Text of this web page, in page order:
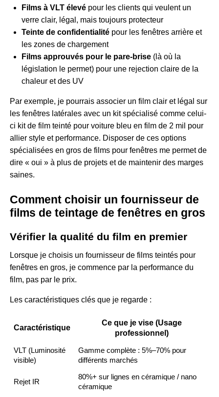
Films à VLT élevé pour les clients qui veulent un
verre clair, légal, mais toujours protecteur
Teinte de confidentialité pour les fenêtres arrière et
les zones de chargement
Films approuvés pour le pare-brise (là où la
législation le permet) pour une rejection claire de la
chaleur et des UV
Par exemple, je pourrais associer un film clair et légal sur
les fenêtres latérales avec un kit spécialisé comme celui-
ci kit de film teinté pour voiture bleu en film de 2 mil pour
allier style et performance. Disposer de ces options
spécialisées en gros de films pour fenêtres me permet de
dire « oui » à plus de projets et de maintenir des marges
saines.
Comment choisir un fournisseur de
films de teintage de fenêtres en gros
Vérifier la qualité du film en premier
Lorsque je choisis un fournisseur de films teintés pour
fenêtres en gros, je commence par la performance du
film, pas par le prix.
Les caractéristiques clés que je regarde :
Caractéristique
Ce que je vise (Usage
professionnel)
VLT (Luminosité
visible)
Gamme complète : 5%–70% pour
différents marchés
Rejet IR
80%+ sur lignes en céramique / nano
céramique